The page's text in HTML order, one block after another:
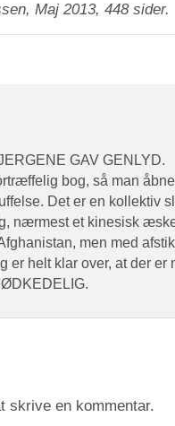
Maj 2013, 448 sider.
GAV GENLYD.
bog, så man
Det er en kollektiv
nærmest et kinesisk
men med
er helt klar over, at der er
skrive en kommentar.